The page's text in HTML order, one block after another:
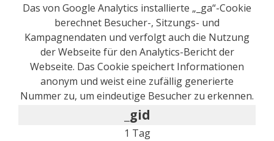
Das von Google Analytics installierte „_ga“-Cookie
berechnet Besucher-, Sitzungs- und
Kampagnendaten und verfolgt auch die Nutzung
der Webseite für den Analytics-Bericht der
Webseite. Das Cookie speichert Informationen
anonym und weist eine zufällig generierte
Nummer zu, um eindeutige Besucher zu erkennen.
_gid
1 Tag